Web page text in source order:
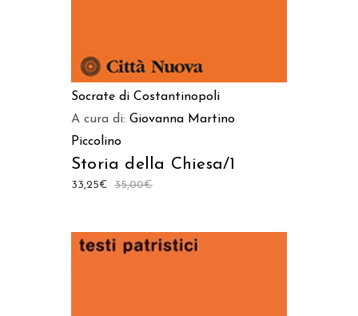
Socrate di Costantinopoli
A cura di: Giovanna Martino
Piccolino
Storia della Chiesa/1
35,00€
33,25€